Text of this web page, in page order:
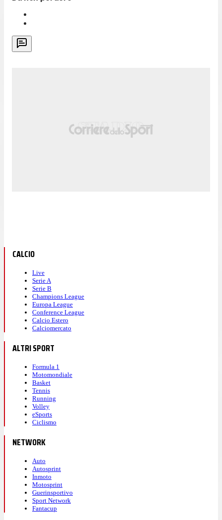
CALCIO
Live
Serie A
Serie B
Champions League
Europa League
Conference League
Calcio Estero
Calciomercato
ALTRI SPORT
Formula 1
Motomondiale
Basket
Tennis
Running
Volley
eSports
Ciclismo
NETWORK
Auto
Autosprint
Inmoto
Motosprint
Guerinsportivo
Sport Network
Fantacup